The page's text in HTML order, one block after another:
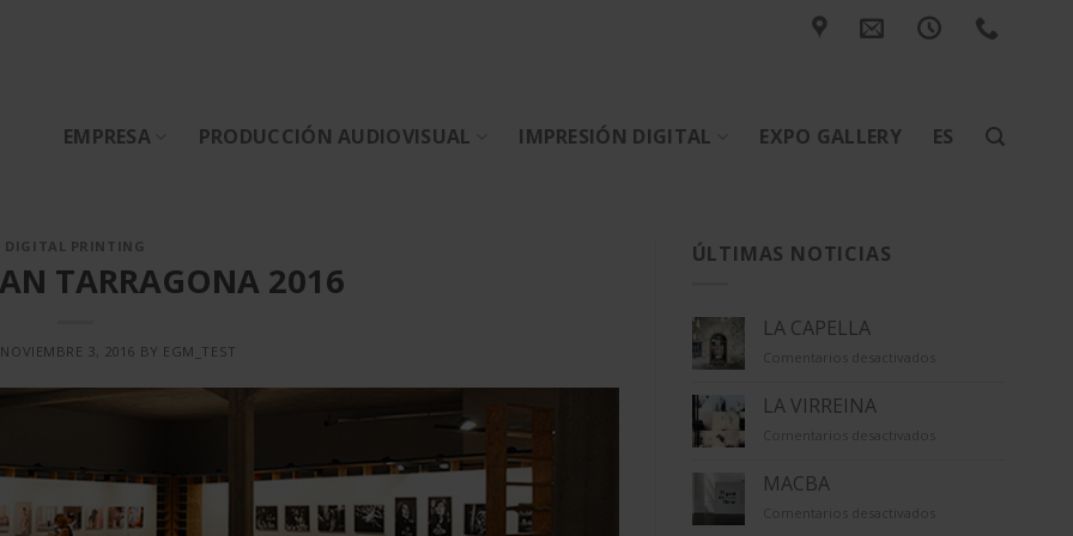
EMPRESA PRODUCCIÓN AUDIOVISUAL IMPRESIÓN DIGITAL EXPO GALLERY ES
DIGITAL PRINTING
TARRAGONA 2016
NOVIEMBRE 3, 2016 BY EGM_TEST
ÚLTIMAS NOTICIAS
LA CAPELLA
Comentarios desactivados
LA VIRREINA
Comentarios desactivados
MACBA
Comentarios desactivados